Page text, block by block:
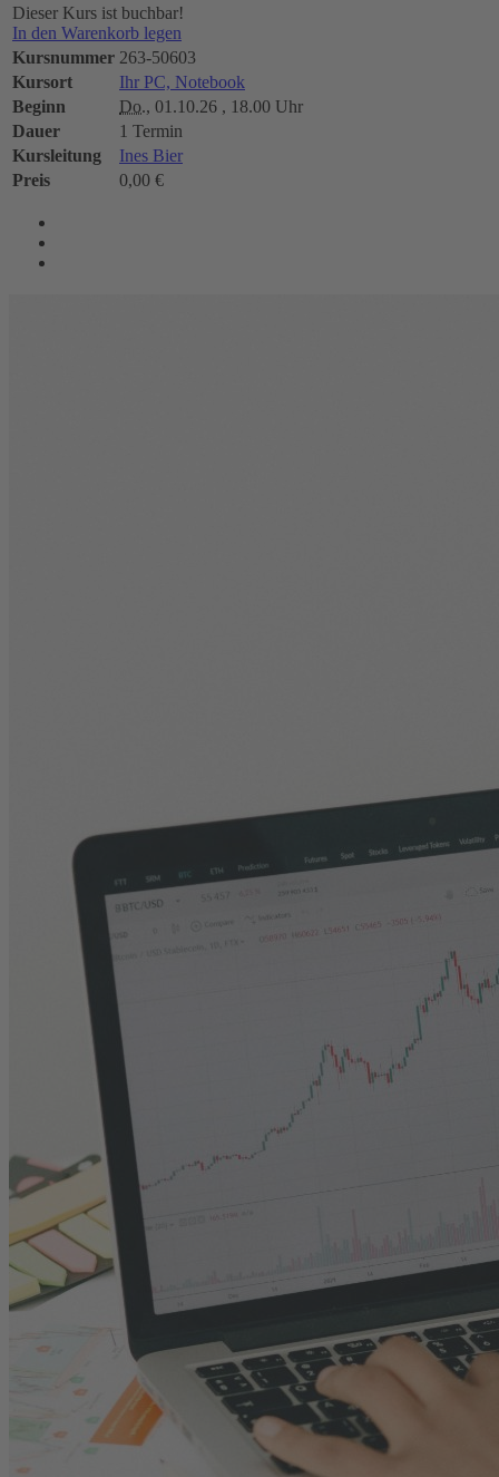
Dieser Kurs ist buchbar!
In den Warenkorb legen
Kursnummer 263-50603
Kursort
Ihr PC, Notebook
Beginn
Do., 01.10.26 , 18.00 Uhr
Dauer
1 Termin
Kursleitung
Ines Bier
Preis
0,00 €